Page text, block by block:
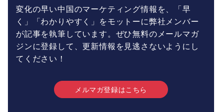
変化の早い中国のマーケティング情報を、「早
く」「わかりやすく」をモットーに弊社メンバー
が記事を執筆しています。ぜひ無料のメールマガ
ジンに登録して、更新情報を見逃さないようにし
てください！
メルマガ登録はこちら